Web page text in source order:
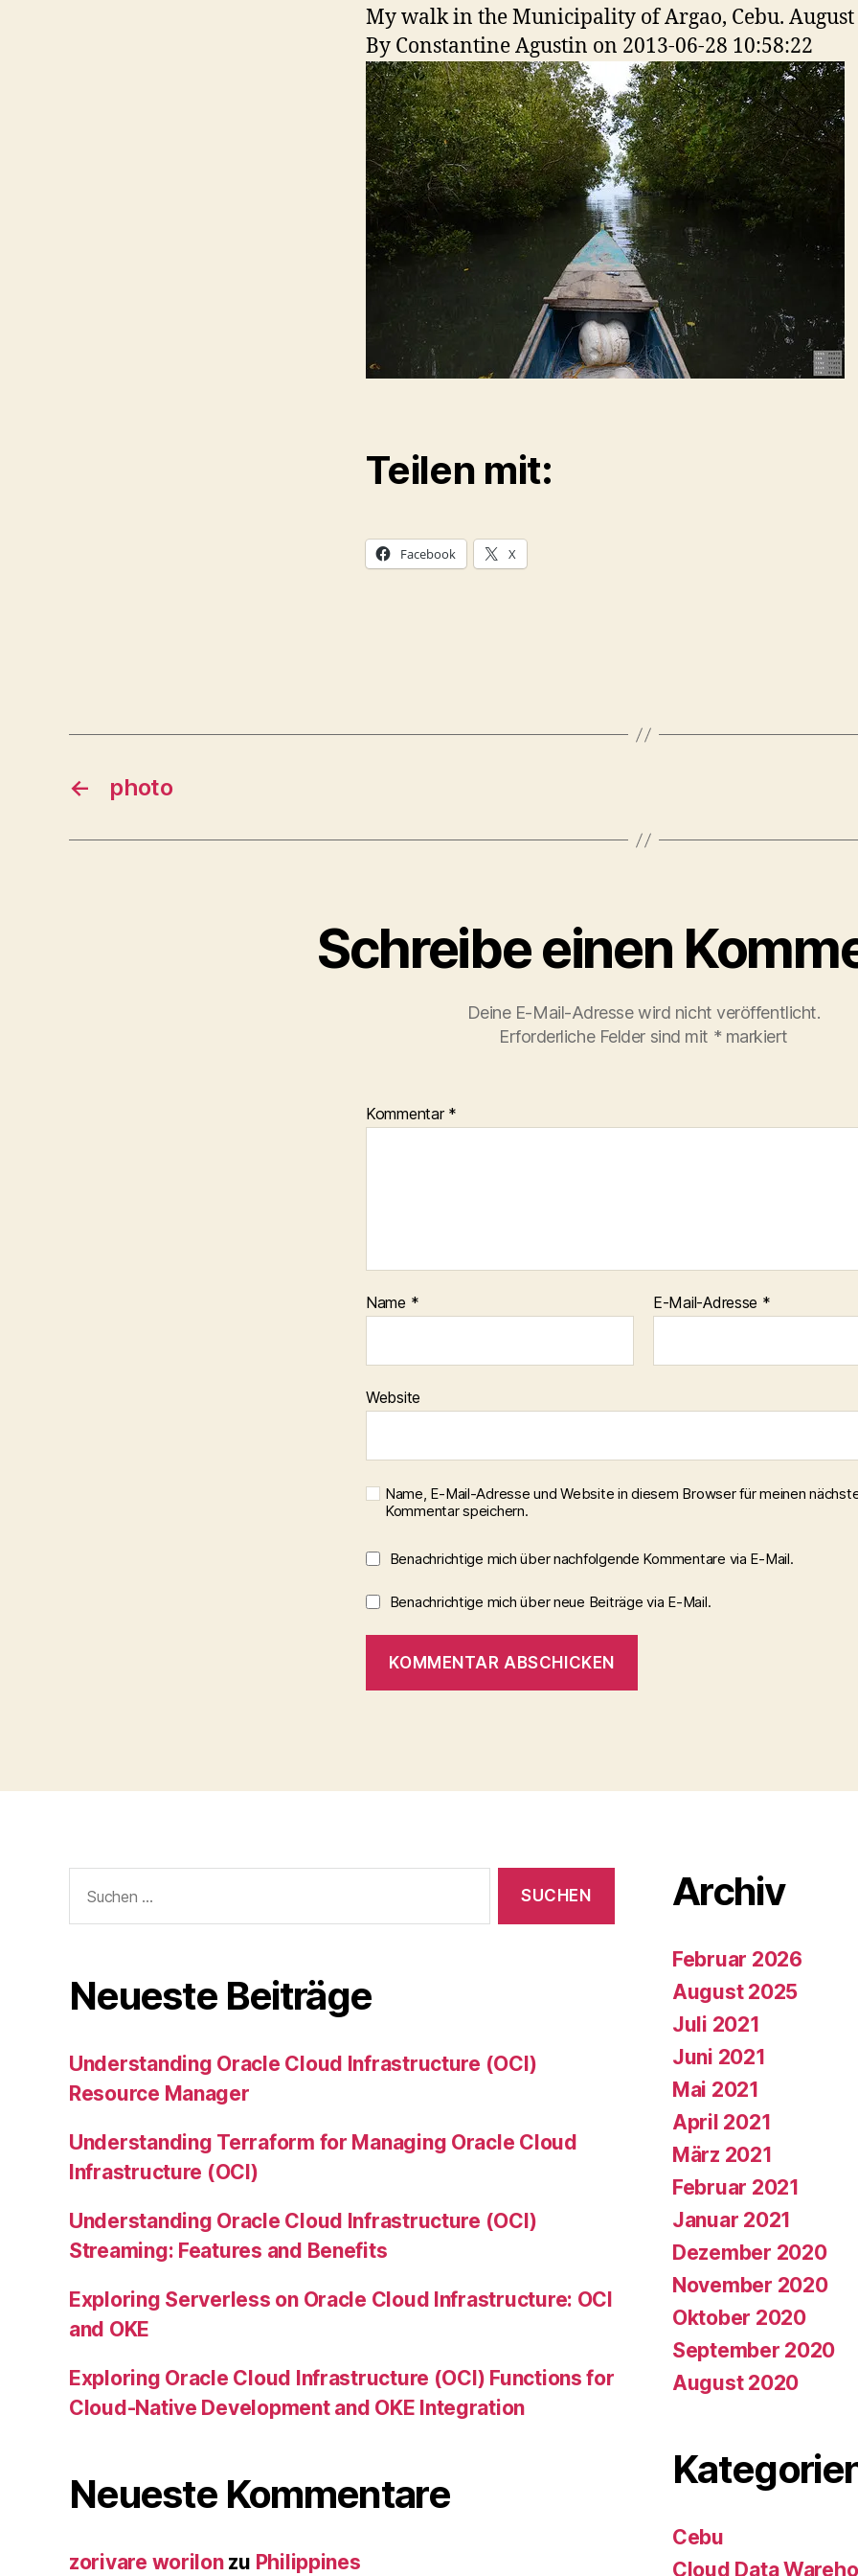
My walk in the Municipality of Argao, Cebu. August
By Constantine Agustin on 2013-06-28 10:58:22
Teilen mit:
Facebook X
← photo
Schreibe einen
Deine E-Mail-Adresse wird nicht veröffentlicht.
Erforderliche Felder sind mit * markiert
Kommentar *
Name * E-Mail-Adresse *
Website
Name, E-Mail-Adresse und Website in diesem Browser für meinen
Kommentar speichern.
Benachrichtige mich über nachfolgende Kommentare via E-Mail.
Benachrichtige mich über neue Beiträge via E-Mail.
nach:
Neueste Beiträge
Understanding Oracle Cloud Infrastructure (OCI)
Resource Manager
Understanding Terraform for Managing Oracle Cloud
Infrastructure (OCI)
Understanding Oracle Cloud Infrastructure (OCI)
Streaming: Features and Benefits
Exploring Serverless on Oracle Cloud Infrastructure: OCI
and OKE
Exploring Oracle Cloud Infrastructure (OCI) Functions for
Cloud-Native Development and OKE Integration
Neueste Kommentare
zorivare worilonzu Philippines
Archiv
Februar 2026
August 2025
Juli 2021
Juni 2021
Mai 2021
April 2021
März 2021
Februar 2021
Januar 2021
Dezember 2020
November 2020
Oktober 2020
September 2020
August 2020
Cebu
Cloud Data